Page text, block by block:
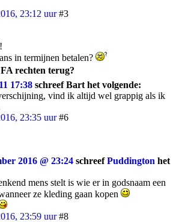
23:12 uur #3
in termijnen betalen?
rechten terug?
17:38 schreef Bart het volgende:
vind ik altijd wel grappig als ik
23:35 uur #6
2016 @ 23:24 schreefPuddington het
mens stelt is wie er in godsnaam een
ze kleding gaan kopen
23:59 uur #8